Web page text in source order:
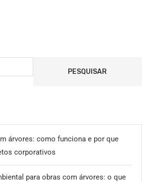
PESQUISAR
árvores: como funciona e por que
corporativos
para obras com árvores: o que